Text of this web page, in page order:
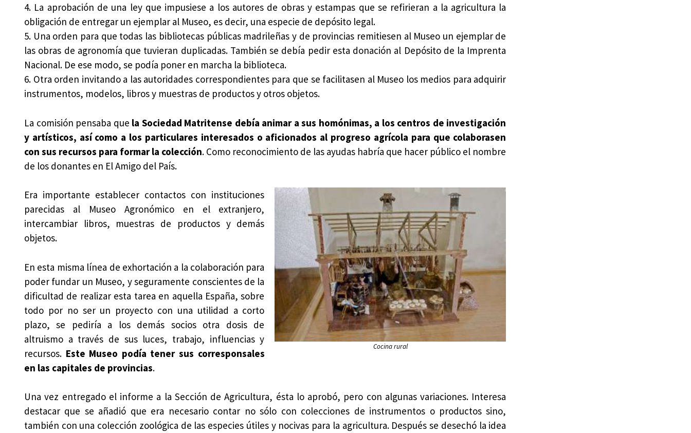
4. La aprobación de una ley que impusiese a los autores de obras y estampas que se refirieran a la agricultura la
obligación de entregar un ejemplar al Museo, es decir, una especie de depósito legal.
5. Una orden para que todas las bibliotecas públicas madrileñas y de provincias remitiesen al Museo un ejemplar de
las obras de agronomía que tuvieran duplicadas. También se debía pedir esta donación al Depósito de la Imprenta
Nacional. De ese modo, se podía poner en marcha la biblioteca.
6. Otra orden invitando a las autoridades correspondientes para que se facilitasen al Museo los medios para adquirir
instrumentos, modelos, libros y muestras de productos y otros objetos.
La comisión pensaba que la Sociedad Matritense debía animar a sus homónimas, a los centros de investigación
y artísticos, así como a los particulares interesados o aficionados al progreso agrícola para que colaborasen
con sus recursos para formar la colección. Como reconocimiento de las ayudas habría que hacer público el nombre
de los donantes en El Amigo del País.
Cocina rural
Era importante establecer contactos con instituciones
parecidas al Museo Agronómico en el extranjero,
intercambiar libros, muestras de productos y demás
objetos.
En esta misma línea de exhortación a la colaboración para
poder fundar un Museo, y seguramente conscientes de la
dificultad de realizar esta tarea en aquella España, sobre
todo por no ser un proyecto con una utilidad a corto
plazo, se pediría a los demás socios otra dosis de
altruismo a través de sus luces, trabajo, influencias y
recursos. Este Museo podía tener sus corresponsales
en las capitales de provincias.
Una vez entregado el informe a la Sección de Agricultura, ésta lo aprobó, pero con algunas variaciones. Interesa
destacar que se añadió que era necesario contar no sólo con colecciones de instrumentos o productos sino,
también con una colección zoológica de las especies útiles y nocivas para la agricultura. Después se desechó la idea